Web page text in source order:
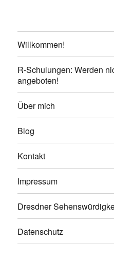
Willkommen!
R-Schulungen: Werden
angeboten!
Über mich
Blog
Kontakt
Impressum
Dresdner
Datenschutz